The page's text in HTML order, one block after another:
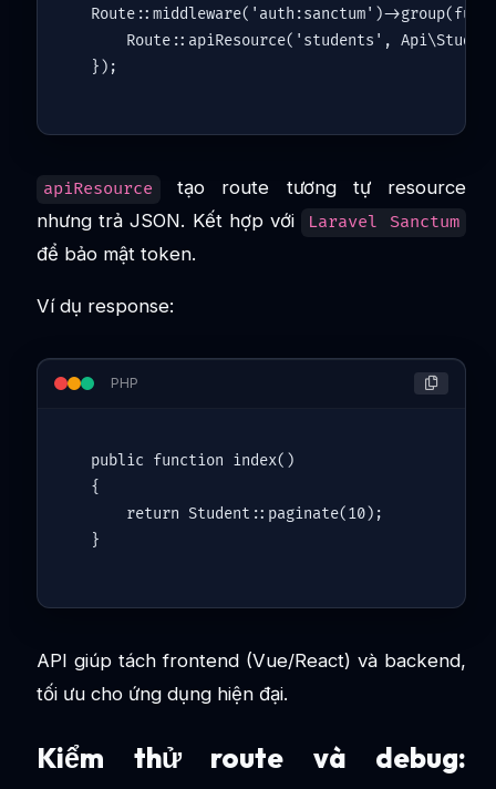
Route :: middleware( 'auth:sanctum' )->group
Route :: apiResource( 'students' ,
apiResource
tạo route tương tự resource
nhưng trả JSON. Kết hợp với
Laravel Sanctum
để bảo mật token.
Ví dụ response:
PHP
public function index( )
{
return Student :: paginate(10);
API giúp tách frontend (Vue/React) và backend,
tối ưu cho ứng dụng hiện đại.
Kiểm thử route và debug: